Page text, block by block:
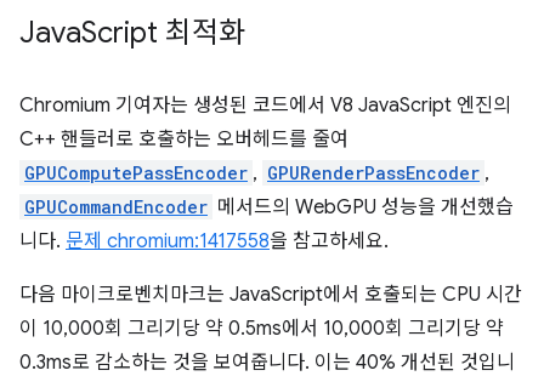
JavaScript 최적화
Chromium 기여자는 생성된 코드에서 V8 JavaScript 엔진의
C++ 핸들러로 호출하는 오버헤드를 줄여
GPUComputePassEncoder , GPURenderPassEncoder ,
GPUCommandEncoder 메서드의 WebGPU 성능을 개선했습
니다. 문제 chromium:1417558을 참고하세요.
다음 마이크로벤치마크는 JavaScript에서 호출되는 CPU 시간
이 10,000회 그리기당 약 0.5ms에서 10,000회 그리기당 약
0.3ms로 감소하는 것을 보여줍니다. 이는 40% 개선된 것입니